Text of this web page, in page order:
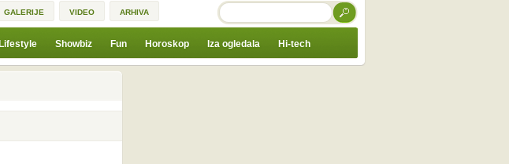
GALERIJE VIDEO ARHIVA TRAŽI
Lifestyle Showbiz Fun Horoskop Iza ogledala Hi-tech